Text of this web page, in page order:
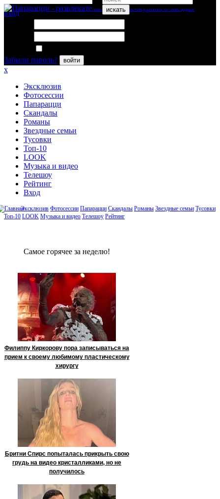
искать
вход
Забыли пароль?
войти
x
Эксклюзив
Фотосессии
Папарацци
Скандалы
Романы
Звездные семьи
Тусовки
Топ-10
LOOK
Музыка и видео
Телешоу
Рейтинг
Вход
Эксклюзив Фотосессии Папарацци Скандалы Романы Звездные семьи Тусовки
Топ-10 LOOK Музыка и видео Телешоу Рейтинг
Сaмое гoрячее за неделю!
Филиппу Киркорову пора записываться на
прием к своему любимому пластическому
хирургу
Бритни Спирс попыталась прикрыть свою
грудь на видео кристалликами, но не
получилось